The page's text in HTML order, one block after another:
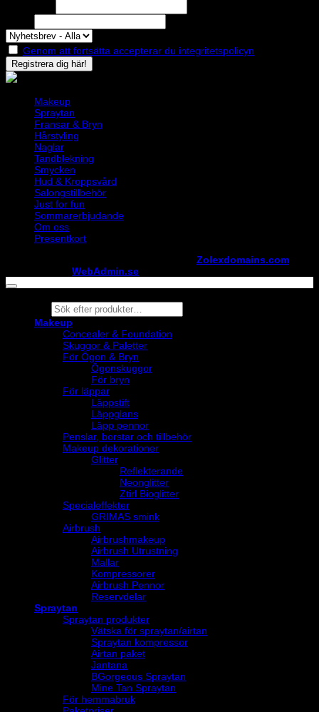
Genom att fortsätta accepterar du integritetspolicyn
Makeup
Spraytan
Fransar & Bryn
Hårstyling
Naglar
Tandblekning
Smycken
Hud & Kroppsvård
Salongstillbehör
Just for fun
Sommarerbjudande
Om oss
Presentkort
Zolexdomains.com
WebAdmin.se
Products
search
Makeup
Concealer & Foundation
Skuggor & Paletter
För Ögon & Bryn
Ögonskuggor
För bryn
För läppar
Läppstift
Läppglans
Läpp pennor
Penslar, borstar och tillbehör
Makeup dekorationer
Glitter
Reflekterande
Neonglitter
Ztirl Bioglitter
Specialeffekter
GRIMAS smink
Airbrush
Airbrushmakeup
Airbrush Utrustning
Mallar
Kompressorer
Airbrush Pennor
Reservdelar
Spraytan
Spraytan produkter
Vätska för spraytan/airtan
Spraytan kompressor
Airtan paket
Jantana
BGorgeous Spraytan
Mine Tan Spraytan
För hemmabruk